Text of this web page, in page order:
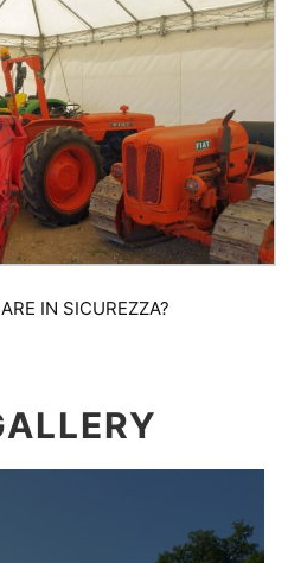
IN SICUREZZA?